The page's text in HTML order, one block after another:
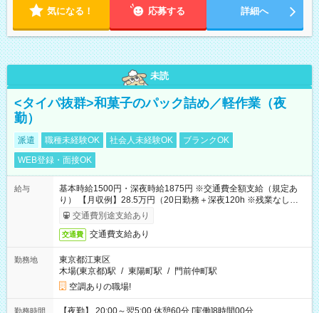
気になる！ 応募する 詳細へ
未読
<タイパ抜群>和菓子のパック詰め／軽作業（夜
勤）
派遣 職種未経験OK 社会人未経験OK
ブランクOK
WEB登録・面接OK
給与
基本時給1500円・深夜時給1875円 ※交通費全額支給（規定あ
り） 【月収例】28.5万円（20日勤務＋深夜120h ※残業なしの場
合）交通費別途支給あり
交通費 交通費支給あり
勤務地
東京都江東区
木場(東京都)駅 / 東陽町駅 / 門前仲町駅
空調ありの職場!
勤務時間 【夜勤】 20:00～翌5:00 休憩60分 [実働]8時間00分